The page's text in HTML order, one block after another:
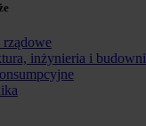
inżynieria i